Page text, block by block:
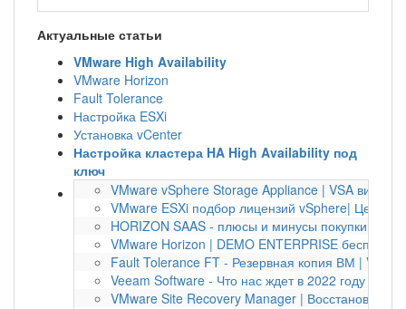
Актуальные статьи
VMware High Availability
VMware Horizon
Fault Tolerance
Настройка ESXi
Установка vCenter
Настройка кластера HA High Availability под
ключ
VMware vSphere Storage Appliance | VSA
VMware ESXi подбор лицензий vSphere| Цена
HORIZON SAAS - плюсы и минусы покупки по
VMware Horizon | DEMO ENTERPRISE
Fault Tolerance FT - Резервная копия ВМ |
Veeam Software - Что нас ждет в 2022 году |
VMware Site Recovery Manager | Восстановление